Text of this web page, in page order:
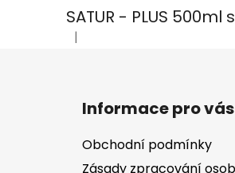
Hodnocení produktu je 5 z
|
Informace pro vás
Obchodní podmínky
Zásady zpracování